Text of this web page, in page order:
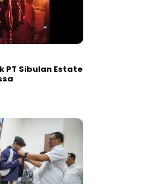
PT Sibulan Estate